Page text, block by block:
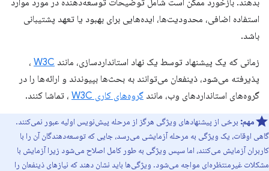
بدهند. بازخورد ممکن است شامل توضیحات توسعه‌دهنده در مورد موارد
استفاده اضافی، محدودیت‌ها، ایده‌هایی برای بهبود یا تعهد پشتیبانی
باشد.
زمانی که یک پیشنهاد توسط یک نهاد استانداردسازی، مانند W3C ،
پذیرفته می‌شود، ذینفعان می‌توانند به بحث‌ها بپیوندند و ارائه‌ها را در
گروه‌های استانداردهای وب، مانند گروه‌های کاری W3C ، تماشا کنند.
مهم: برخی از پیشنهادهای ویژگی هرگز از مرحله پیش‌نویس اولیه عبور نمی‌کنند.
گاهی اوقات، یک ویژگی به مرحله آزمایشی می‌رسد، جایی که توسعه‌دهندگان آن را با
کاربران آزمایش می‌کنند، اما سپس ویژگی به طور کامل اصلاح می‌شود زیرا آزمایش با
مشکلات غیرمنتظره‌ای مواجه می‌شود. ویژگی‌ها باید نشان دهند که نیازهای ذینفعان را